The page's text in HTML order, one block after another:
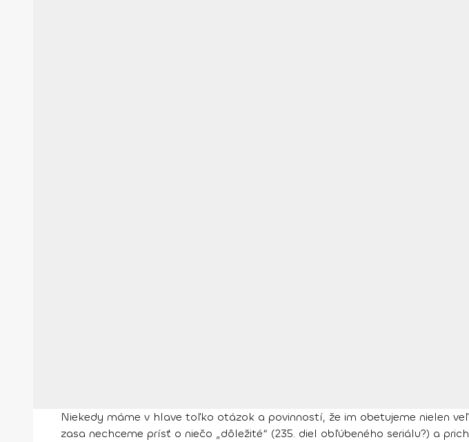
Niekedy máme v hlave toľko otázok a povinností, že im obetujeme nielen
zasa nechceme prísť o niečo „dôležité“ (235. diel obľúbeného seriálu?) a